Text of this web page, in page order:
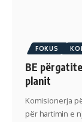
FOKUS
BE
planit
Komisionerja
për hartimin e